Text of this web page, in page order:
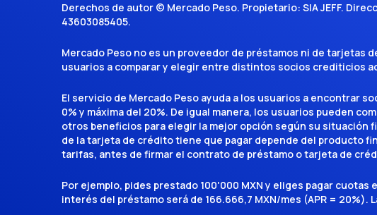
Derechos de autor © Mercado Peso. Propietario: SIA JEFF.
43603085405.
Mercado Peso no es un proveedor de préstamos ni de tarjetas
usuarios a comparar y elegir entre distintos socios crediticios
El servicio de Mercado Peso ayuda a los usuarios a encontrar
0% y máxima del 20%. De igual manera, los usuarios pueden
otros beneficios para elegir la mejor opción según su situación
de la tarjeta de crédito tiene que pagar depende del producto
tarifas, antes de firmar el contrato de préstamo o tarjeta de
Por ejemplo, pides prestado 100'000 MXN y eliges pagar
interés del préstamo será de 166.666,7 MXN/mes (APR = 20%).